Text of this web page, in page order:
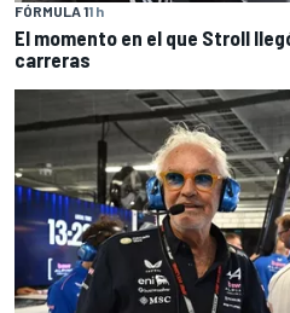
FÓRMULA 11 h
El momento en el que Stroll
carreras